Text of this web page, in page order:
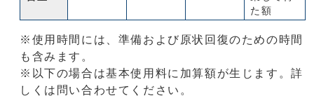
た額
※使用時間には、準備および原状回復のための時間
も含みます。
※以下の場合は基本使用料に加算額が生じます。詳
しくは問い合わせてください。